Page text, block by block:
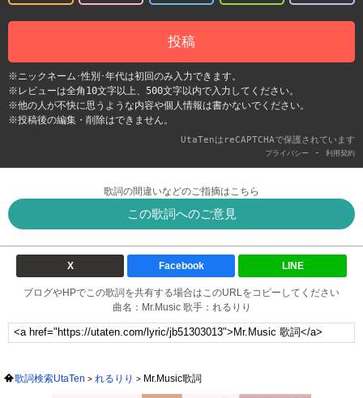
投稿
※ニックネーム･性別･年代は初回のみ入力できます。
※レビューは全角10文字以上、500文字以内で入力してください。
※他の人が不快に思うような内容や個人情報は書かないでください。
※投稿後の編集・削除はできません。
UtaTenはreCAPTCHAで保護されています
プライバシー - 利用契約
歌詞の間違いなどのご指摘はこちら
この歌詞へのご意見
X Facebook LINE
ブログやHPでこの歌詞を共有する場合はこのURLをコピーしてください
曲名：Mr.Music 歌手：れるりり
歌詞検索UtaTen れるりり Mr.Music歌詞